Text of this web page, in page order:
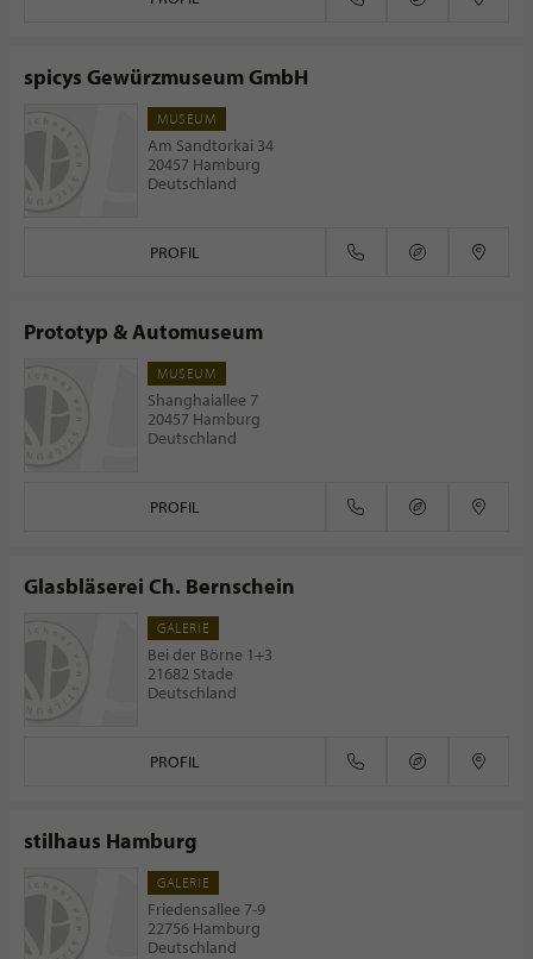
spicys Gewürzmuseum GmbH
MUSEUM
Am Sandtorkai 34
20457 Hamburg
Deutschland
PROFIL
Prototyp & Automuseum
MUSEUM
Shanghaiallee 7
20457 Hamburg
Deutschland
PROFIL
Glasbläserei Ch. Bernschein
GALERIE
Bei der Börne 1+3
21682 Stade
Deutschland
PROFIL
stilhaus Hamburg
GALERIE
Friedensallee 7-9
22756 Hamburg
Deutschland